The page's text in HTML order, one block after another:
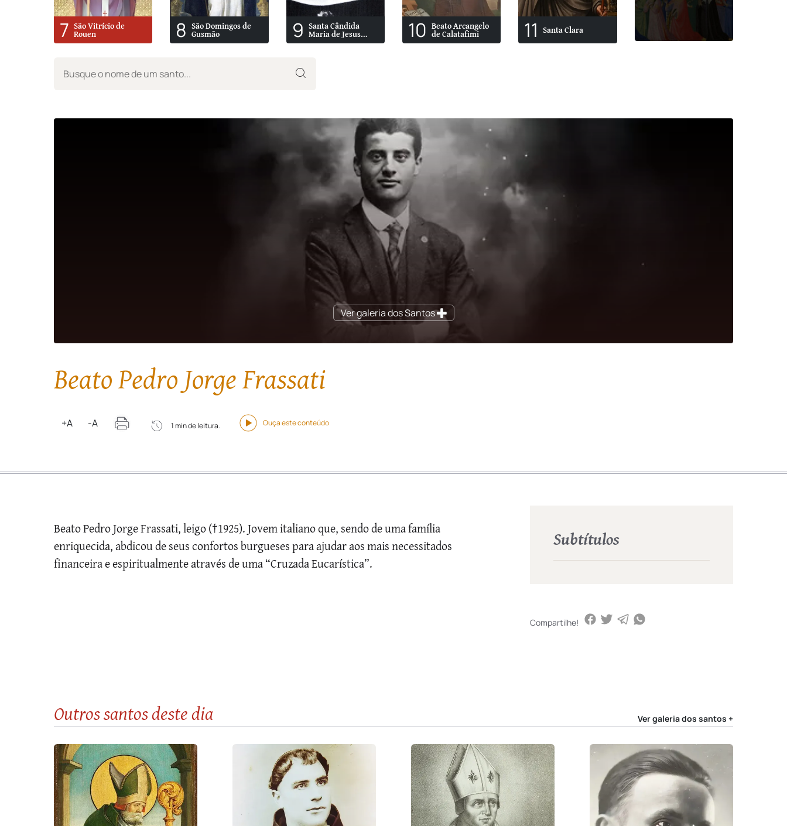
7 São Vitrício de
Rouen 8 São Domingos de
Gusmão 9 Santa Cândida
Maria de Jesus
Cipitria 10 Beato Arcangelo
de Calatafimi 11 Santa Clara
Ver galeria dos Santos
Beato Pedro Jorge Frassati
+A -A 1 min de leitura. Ouça este conteúdo
Beato Pedro Jorge Frassati, leigo (†1925). Jovem italiano que, sendo de uma família
enriquecida, abdicou de seus confortos burgueses para ajudar aos mais necessitados
financeira e espiritualmente através de uma “Cruzada Eucarística”.
Subtítulos
Compartilhe!
Outros santosdeste dia Ver galeria dos santos +